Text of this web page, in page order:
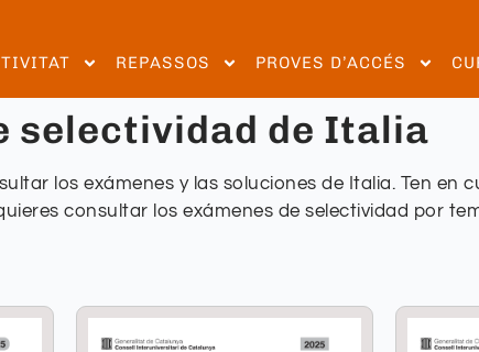
REPASSOS PROVES D’ACCÉS
selectividad de Italia
los exámenes y las soluciones de Italia. Ten
consultar los exámenes de selectividad por